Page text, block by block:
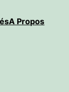
A Propos